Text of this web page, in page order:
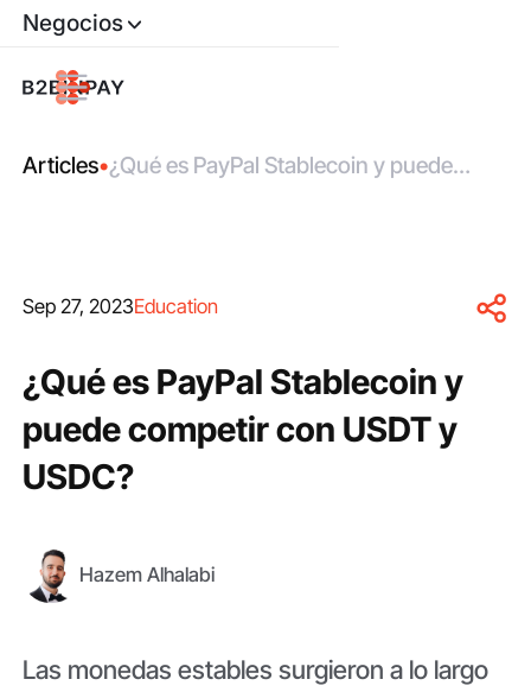
Negocios
Articles•¿Qué es PayPal Stablecoin y puede
Sep 27, 2023Education
¿Qué es PayPal Stablecoin y
puede competir con USDT y
USDC?
Hazem Alhalabi
Las monedas estables surgieron a lo largo